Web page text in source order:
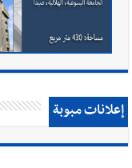
إعلانات مبوبة